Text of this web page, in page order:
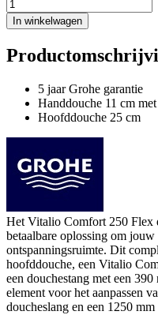
In winkelwagen
5 jaar Grohe garantie
Handdouche 11 cm
Hoofddouche 25 cm
Het Vitalio Comfort 250 Flex
betaalbare oplossing om
ontspanningsruimte. Dit
hoofddouche, een Vitalio
een douchestang met een
element voor het aanpassen
doucheslang en een 1250